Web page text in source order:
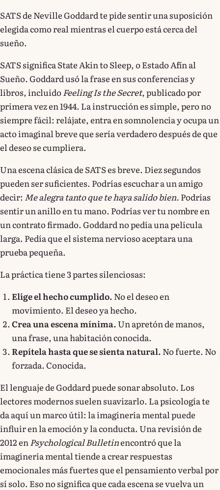
SATS de Neville Goddard te pide sentir una suposición
elegida como real mientras el cuerpo está cerca del
sueño.
SATS significa State Akin to Sleep, o Estado Afín al
Sueño. Goddard usó la frase en sus conferencias y
libros, incluido Feeling Is the Secret, publicado por
primera vez en 1944. La instrucción es simple, pero no
siempre fácil: relájate, entra en somnolencia y ocupa un
acto imaginal breve que sería verdadero después de que
el deseo se cumpliera.
Una escena clásica de SATS es breve. Diez segundos
pueden ser suficientes. Podrías escuchar a un amigo
decir: Me alegra tanto que te haya salido bien. Podrías
sentir un anillo en tu mano. Podrías ver tu nombre en
un contrato firmado. Goddard no pedía una película
larga. Pedía que el sistema nervioso aceptara una
prueba pequeña.
La práctica tiene 3 partes silenciosas:
Elige el hecho cumplido. No el deseo en
movimiento. El deseo ya hecho.
Crea una escena mínima.Un apretón de manos,
una frase, una habitación conocida.
Repítela hasta que se sienta natural. No fuerte. No
forzada. Conocida.
El lenguaje de Goddard puede sonar absoluto. Los
lectores modernos suelen suavizarlo. La psicología te
da aquí un marco útil: la imaginería mental puede
influir en la emoción y la conducta. Una revisión de
2012 en Psychological Bulletinencontró que la
imaginería mental tiende a crear respuestas
emocionales más fuertes que el pensamiento verbal por
sí solo. Eso no significa que cada escena se vuelva un